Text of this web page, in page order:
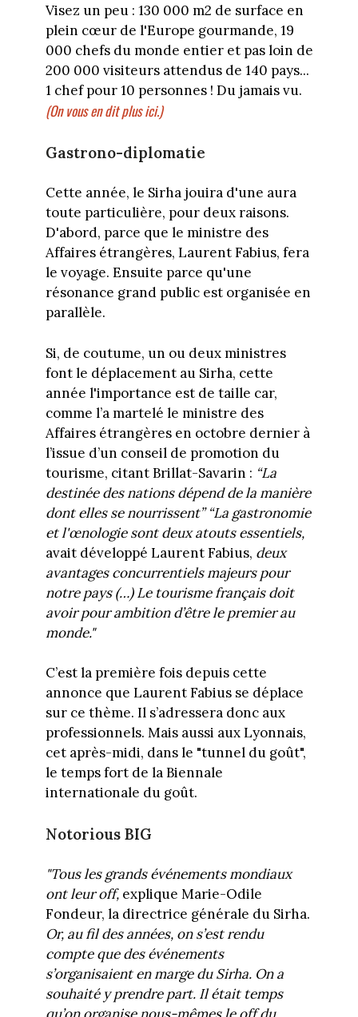
Visez un peu : 130 000 m2 de surface en
plein cœur de l'Europe gourmande, 19
000 chefs du monde entier et pas loin de
200 000 visiteurs attendus de 140 pays...
1 chef pour 10 personnes ! Du jamais vu.
(On vous en dit plus ici.)
Gastrono-diplomatie
Cette année, le Sirha jouira d'une aura
toute particulière, pour deux raisons.
D'abord, parce que le ministre des
Affaires étrangères, Laurent Fabius, fera
le voyage. Ensuite parce qu'une
résonance grand public est organisée en
parallèle.
Si, de coutume, un ou deux ministres
font le déplacement au Sirha, cette
année l'importance est de taille car,
comme l’a martelé le ministre des
Affaires étrangères en octobre dernier à
l’issue d’un conseil de promotion du
tourisme, citant Brillat-Savarin : “La
destinée des nations dépend de la manière
dont elles se nourrissent” “La gastronomie
et l'œnologie sont deux atouts essentiels,
avait développé Laurent Fabius, deux
avantages concurrentiels majeurs pour
notre pays (…) Le tourisme français doit
avoir pour ambition d’être le premier au
monde."
C’est la première fois depuis cette
annonce que Laurent Fabius se déplace
sur ce thème. Il s’adressera donc aux
professionnels. Mais aussi aux Lyonnais,
cet après-midi, dans le "tunnel du goût",
le temps fort de la Biennale
internationale du goût.
Notorious BIG
"Tous les grands événements mondiaux
ont leur off, explique Marie-Odile
Fondeur, la directrice générale du Sirha.
Or, au fil des années, on s’est rendu
compte que des événements
s’organisaient en marge du Sirha. On a
souhaité y prendre part. Il était temps
qu’on organise nous-mêmes le off du